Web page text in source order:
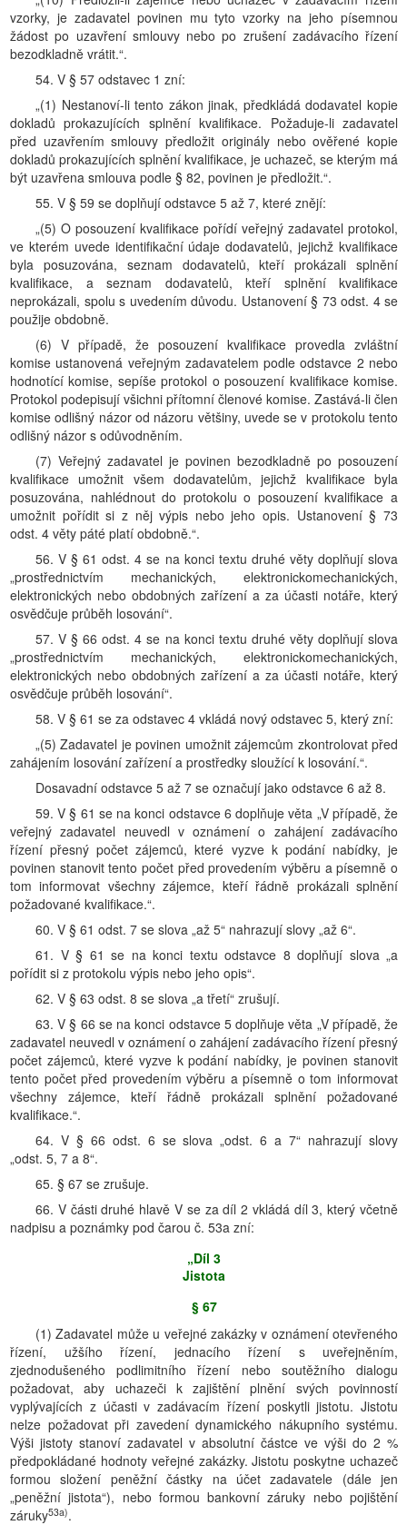
vzorky, je zadavatel povinen mu tyto vzorky na jeho písemnou
žádost po uzavření smlouvy nebo po zrušení zadávacího řízení
bezodkladně vrátit.“.
54. V § 57 odstavec 1 zní:
„(1) Nestanoví-li tento zákon jinak, předkládá dodavatel kopie
dokladů prokazujících splnění kvalifikace. Požaduje-li zadavatel
před uzavřením smlouvy předložit originály nebo ověřené kopie
dokladů prokazujících splnění kvalifikace, je uchazeč, se kterým má
být uzavřena smlouva podle § 82, povinen je předložit.“.
55. V § 59 se doplňují odstavce 5 až 7, které znějí:
„(5) O posouzení kvalifikace pořídí veřejný zadavatel protokol,
ve kterém uvede identifikační údaje dodavatelů, jejichž kvalifikace
byla posuzována, seznam dodavatelů, kteří prokázali splnění
kvalifikace, a seznam dodavatelů, kteří splnění kvalifikace
neprokázali, spolu s uvedením důvodu. Ustanovení § 73 odst. 4 se
použije obdobně.
(6) V případě, že posouzení kvalifikace provedla zvláštní
komise ustanovená veřejným zadavatelem podle odstavce 2 nebo
hodnotící komise, sepíše protokol o posouzení kvalifikace komise.
Protokol podepisují všichni přítomní členové komise. Zastává-li člen
komise odlišný názor od názoru většiny, uvede se v protokolu tento
odlišný názor s odůvodněním.
(7) Veřejný zadavatel je povinen bezodkladně po posouzení
kvalifikace umožnit všem dodavatelům, jejichž kvalifikace byla
posuzována, nahlédnout do protokolu o posouzení kvalifikace a
umožnit pořídit si z něj výpis nebo jeho opis. Ustanovení § 73
odst. 4 věty páté platí obdobně.“.
56. V § 61 odst. 4 se na konci textu druhé věty doplňují slova
„prostřednictvím mechanických, elektronickomechanických,
elektronických nebo obdobných zařízení a za účasti notáře, který
osvědčuje průběh losování“.
57. V § 66 odst. 4 se na konci textu druhé věty doplňují slova
„prostřednictvím mechanických, elektronickomechanických,
elektronických nebo obdobných zařízení a za účasti notáře, který
osvědčuje průběh losování“.
58. V § 61 se za odstavec 4 vkládá nový odstavec 5, který zní:
„(5) Zadavatel je povinen umožnit zájemcům zkontrolovat před
zahájením losování zařízení a prostředky sloužící k losování.“.
Dosavadní odstavce 5 až 7 se označují jako odstavce 6 až 8.
59. V § 61 se na konci odstavce 6 doplňuje věta „V případě, že
veřejný zadavatel neuvedl v oznámení o zahájení zadávacího
řízení přesný počet zájemců, které vyzve k podání nabídky, je
povinen stanovit tento počet před provedením výběru a písemně o
tom informovat všechny zájemce, kteří řádně prokázali splnění
požadované kvalifikace.“.
60. V § 61 odst. 7 se slova „až 5“ nahrazují slovy „až 6“.
61. V § 61 se na konci textu odstavce 8 doplňují slova „a
pořídit si z protokolu výpis nebo jeho opis“.
62. V § 63 odst. 8 se slova „a třetí“ zrušují.
63. V § 66 se na konci odstavce 5 doplňuje věta „V případě, že
zadavatel neuvedl v oznámení o zahájení zadávacího řízení přesný
počet zájemců, které vyzve k podání nabídky, je povinen stanovit
tento počet před provedením výběru a písemně o tom informovat
všechny zájemce, kteří řádně prokázali splnění požadované
kvalifikace.“.
64. V § 66 odst. 6 se slova „odst. 6 a 7“ nahrazují slovy
„odst. 5, 7 a 8“.
65. § 67 se zrušuje.
66. V části druhé hlavě V se za díl 2 vkládá díl 3, který včetně
nadpisu a poznámky pod čarou č. 53a zní:
„Díl 3
Jistota
§ 67
(1) Zadavatel může u veřejné zakázky v oznámení otevřeného
řízení, užšího řízení, jednacího řízení s uveřejněním,
zjednodušeného podlimitního řízení nebo soutěžního dialogu
požadovat, aby uchazeči k zajištění plnění svých povinností
vyplývajících z účasti v zadávacím řízení poskytli jistotu. Jistotu
nelze požadovat při zavedení dynamického nákupního systému.
Výši jistoty stanoví zadavatel v absolutní částce ve výši do 2 %
předpokládané hodnoty veřejné zakázky. Jistotu poskytne uchazeč
formou složení peněžní částky na účet zadavatele (dále jen
„peněžní jistota“), nebo formou bankovní záruky nebo pojištění
záruky53a).